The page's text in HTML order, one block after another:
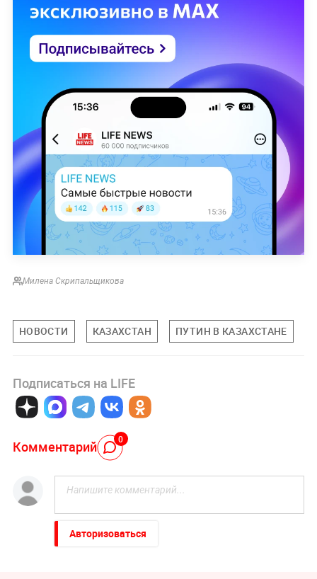
Милена Скрипальщикова
НОВОСТИ КАЗАХСТАН ПУТИН В КАЗАХСТАНЕ
Подписаться на LIFE
Комментарий 0
Авторизоваться